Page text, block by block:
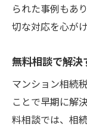
られた事例もあ
切な対応を心が
無料相談で解決
マンション相続
ことで早期に解
料相談では、相